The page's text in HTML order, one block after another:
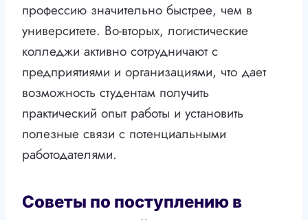
профессию значительно быстрее, чем в
университете. Во-вторых, логистические
колледжи активно сотрудничают с
предприятиями и организациями, что дает
возможность студентам получить
практический опыт работы и установить
полезные связи с потенциальными
работодателями.
Советы по поступлению в